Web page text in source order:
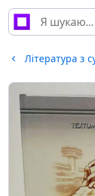
Література з